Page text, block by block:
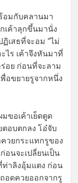
อมกับคลานมา
เค้าลุกขึ้นมานั่ง
เสธที่จะอม “ไม่
ไร เค้าจึงหันมาที่
อย ก่อนที่จะลาม
อขยายรูจากหนึ่ง
ขอเค้าเย็ดตูด
ตอบตกลง โอ๋จับ
วยกระแทกรูของ
อนจะเปลี่ยนเป็น
าลิงอุ้มแตง ก่อน
อดควยออกจากรู